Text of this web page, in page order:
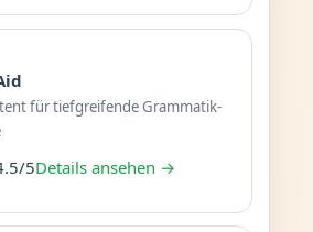
für tiefgreifende Grammatik-
5Details ansehen →